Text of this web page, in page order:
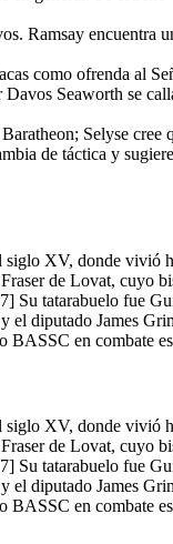
Ramsay encuentra
como ofrenda al
Seaworth se
Selyse
de táctica y
XV, donde vivió
de Lovat, cuyo
tatarabuelo fue
diputado James
en combate
XV, donde vivió
de Lovat, cuyo
tatarabuelo fue
diputado James
en combate